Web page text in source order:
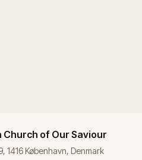
Church of Our Saviour
1416 København, Denmark